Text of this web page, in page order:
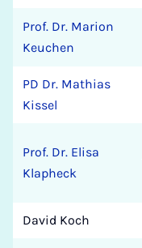
Prof. Dr. Marion
Keuchen
PD Dr. Mathias
Kissel
Prof. Dr. Elisa
Klapheck
David Koch